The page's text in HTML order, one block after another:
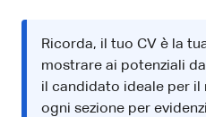
Ricorda, il tuo CV è la
mostrare ai potenziali
il candidato ideale per
ogni sezione per